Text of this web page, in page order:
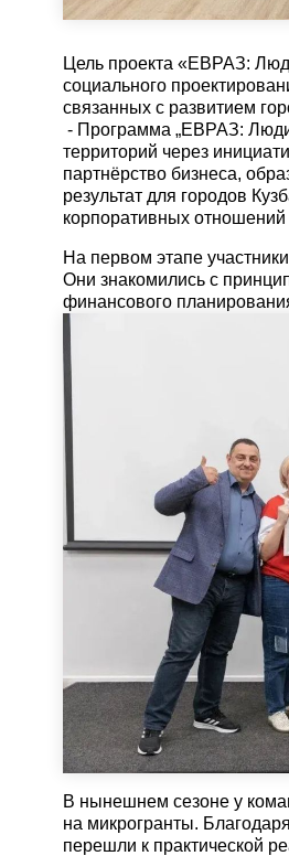
Цель проекта «ЕВРАЗ:
социального
связанных с развитием
- Программа „ЕВРАЗ: Люди
территорий через
партнёрство бизнеса,
результат для городов
корпоративных
На первом этапе
Они знакомились с
финансового
В нынешнем сезоне у
на микрогранты.
перешли к практической